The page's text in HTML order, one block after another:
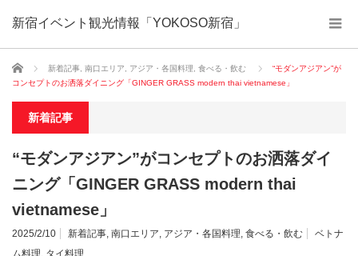
新宿イベント観光情報「YOKOSO新宿」
ホーム 新着記事 南口エリア アジア・各国料理 食べる・飲む
“モダンアジアン”が
コンセプトのお洒落ダイニング「GINGER GRASS modern thai vietnamese」
新着記事
“モダンアジアン”がコンセプトのお洒落ダイ
ニング「GINGER GRASS modern thai
vietnamese」
2025/2/10 新着記事, 南口エリア, アジア・各国料理, 食べる・飲む
ベトナ
ム料理, タイ料理